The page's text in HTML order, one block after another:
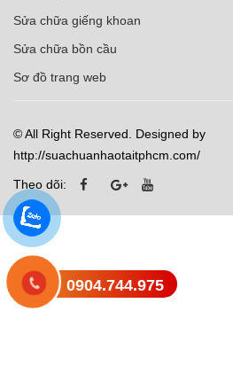
Sửa chữa giếng khoan
Sửa chữa bồn cầu
Sơ đồ trang web
© All Right Reserved. Designed by
http://suachuanhaotaitphcm.com/
Theo dõi:
0904.744.975